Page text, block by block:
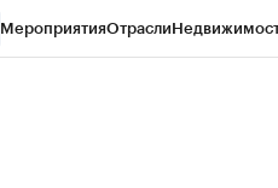
МероприятияОтрасли